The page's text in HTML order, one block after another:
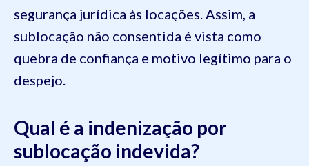
segurança jurídica às locações. Assim, a
sublocação não consentida é vista como
quebra de confiança e motivo legítimo para o
despejo.
Qual é a indenização por
sublocação indevida?